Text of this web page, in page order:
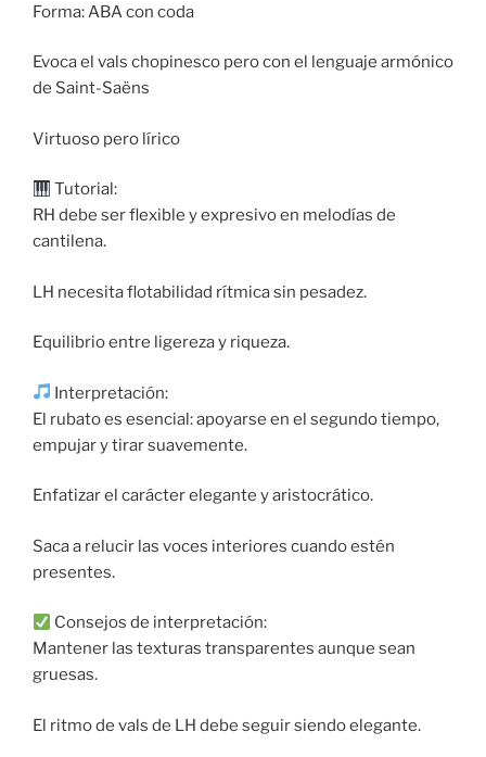
Forma: ABA con coda
Evoca el vals chopinesco pero con el lenguaje armónico
de Saint-Saëns
Virtuoso pero lírico
Tutorial:
RH debe ser flexible y expresivo en melodías de
cantilena.
LH necesita flotabilidad rítmica sin pesadez.
Equilibrio entre ligereza y riqueza.
Interpretación:
El rubato es esencial: apoyarse en el segundo tiempo,
empujar y tirar suavemente.
Enfatizar el carácter elegante y aristocrático.
Saca a relucir las voces interiores cuando estén
presentes.
Consejos de interpretación:
Mantener las texturas transparentes aunque sean
gruesas.
El ritmo de vals de LH debe seguir siendo elegante.